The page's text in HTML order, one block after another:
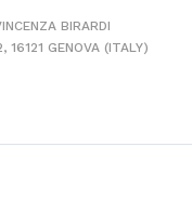
BIRARDI
16121 GENOVA (ITALY)